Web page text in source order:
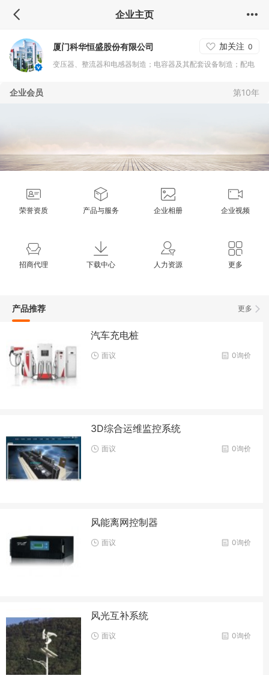
企业主页
厦门科华恒盛股份有限公司 加关注 0
变压器、整流器和电感器制造；电容器及其配套设备制造；配电
及元器件制造；其他未列明电气机械及器材制造；其他计算机制
太阳能发电；其他未列明电力生产；电力供应；计算机、软件及
辅助设备批发；其他机械设备及电子产品批发；经营各类商品和
技术的进出口（不另附进出口商品目录），但国家限定公司经营
或禁止进出口的商品及技术除外；其他未列明批发业（不含需经
企业会员 第10年
荣誉资质 产品与服务 企业相册 企业视频
招商代理 下载中心 人力资源 更多
更多
产品推荐
汽车充电桩
0询价
面议
3D综合运维监控系统
0询价
面议
风能离网控制器
0询价
面议
风光互补系统
0询价
面议